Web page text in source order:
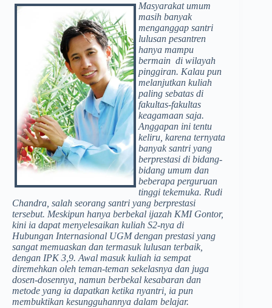
Masyarakat umum
masih banyak
menganggap santri
lulusan pesantren
hanya mampu
bermain di wilayah
pinggiran. Kalau pun
melanjutkan kuliah
paling sebatas di
fakultas-fakultas
keagamaan saja.
Anggapan ini tentu
keliru, karena ternyata
banyak santri yang
berprestasi di bidang-
bidang umum dan
beberapa perguruan
tinggi tekemuka. Rudi
Chandra, salah seorang santri yang berprestasi
tersebut. Meskipun hanya berbekal ijazah KMI Gontor,
kini ia dapat menyelesaikan kuliah S2-nya di
Hubungan Internasional UGM dengan prestasi yang
sangat memuaskan dan termasuk lulusan terbaik,
dengan IPK 3,9. Awal masuk kuliah ia sempat
diremehkan oleh teman-teman sekelasnya dan juga
dosen-dosennya, namun berbekal kesabaran dan
metode yang ia dapatkan ketika nyantri, ia pun
membuktikan kesungguhannya dalam belajar.